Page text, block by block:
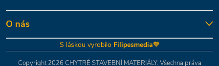
O nás
S láskou vyrobilo Filipesmedia🧡
Copyright 2026 CHYTRÉ STAVEBNÍ MATERIÁLY. Všechna práva